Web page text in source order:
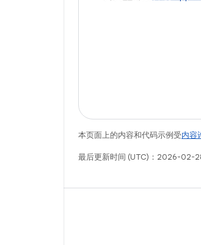
本页面上的内容和代码示例受内容
最后更新时间 (UTC)：2026-02-